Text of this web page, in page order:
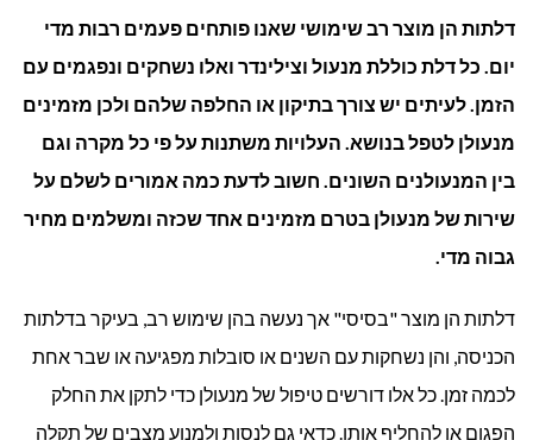
שירותיו
דלתות הן מוצר רב שימושי שאנו פותחים פעמים רבות מדי
יום. כל דלת כוללת מנעול וצילינדר ואלו נשחקים ונפגמים עם
הזמן. לעיתים יש צורך בתיקון או החלפה שלהם ולכן מזמינים
מנעולן לטפל בנושא. העלויות משתנות על פי כל מקרה וגם
בין המנעולנים השונים. חשוב לדעת כמה אמורים לשלם על
שירות של מנעולן בטרם מזמינים אחד שכזה ומשלמים מחיר
גבוה מדי.
דלתות הן מוצר "בסיסי" אך נעשה בהן שימוש רב, בעיקר בדלתות
הכניסה, והן נשחקות עם השנים או סובלות מפגיעה או שבר אחת
לכמה זמן. כל אלו דורשים טיפול של מנעולן כדי לתקן את החלק
הפגום או להחליף אותו. כדאי גם לנסות ולמנוע מצבים של תקלה